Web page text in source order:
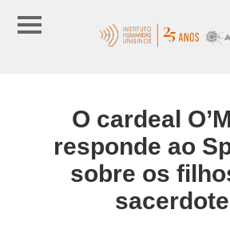
O cardeal
responde ao
sobre os